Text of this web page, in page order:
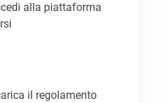
alla piattaforma
il regolamento